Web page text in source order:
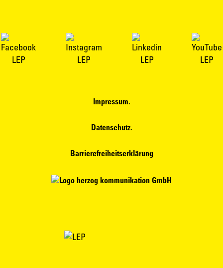
Impressum.
Datenschutz.
Barrierefreiheitserklärung